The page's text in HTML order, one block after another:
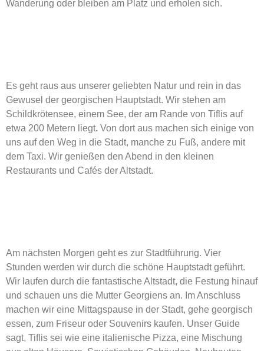
Wanderung oder bleiben am Platz und erholen sich.
Es geht raus aus unserer geliebten Natur und rein in das
Gewusel der georgischen Hauptstadt. Wir stehen am
Schildkrötensee, einem See, der am Rande von Tiflis auf
etwa 200 Metern liegt. Von dort aus machen sich einige von
uns auf den Weg in die Stadt, manche zu Fuß, andere mit
dem Taxi. Wir genießen den Abend in den kleinen
Restaurants und Cafés der Altstadt.
Am nächsten Morgen geht es zur Stadtführung. Vier
Stunden werden wir durch die schöne Hauptstadt geführt.
Wir laufen durch die fantastische Altstadt, die Festung hinauf
und schauen uns die Mutter Georgiens an. Im Anschluss
machen wir eine Mittagspause in der Stadt, gehe georgisch
essen, zum Friseur oder Souvenirs kaufen. Unser Guide
sagt, Tiflis sei wie eine italienische Pizza, eine Mischung